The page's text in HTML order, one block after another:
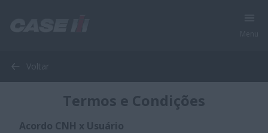
Voltar
Termos e Condições
Acordo CNH x Usuário